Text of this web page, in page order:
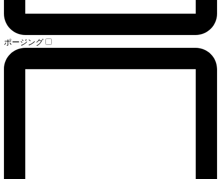
ポージング